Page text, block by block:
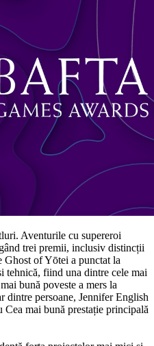
Aventurile cu supereroi
trei premii, inclusiv distincții
Ghost of Yōtei a punctat la
tehnică, fiind una dintre cele mai
bună poveste a mers la
persoane, Jennifer English
mai bună prestație principală